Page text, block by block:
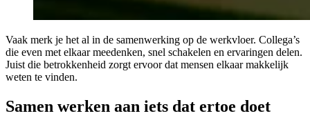
Vaak merk je het al in de samenwerking op de werkvloer. Collega’s
die even met elkaar meedenken, snel schakelen en ervaringen delen.
Juist die betrokkenheid zorgt ervoor dat mensen elkaar makkelijk
weten te vinden.
Samen werken aan iets dat ertoe doet